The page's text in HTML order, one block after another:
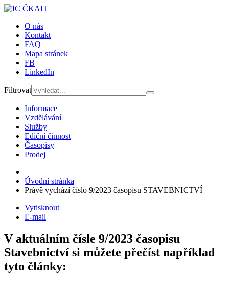
O nás
Kontakt
FAQ
Mapa stránek
FB
LinkedIn
Filtrovat
Informace
Vzdělávání
Služby
Ediční činnost
Časopisy
Prodej
Úvodní stránka
Právě vychází číslo 9/2023 časopisu STAVEBNICTVÍ
Vytisknout
E-mail
V aktuálním čísle 9/2023 časopisu
Stavebnictví si můžete přečíst například
tyto články: